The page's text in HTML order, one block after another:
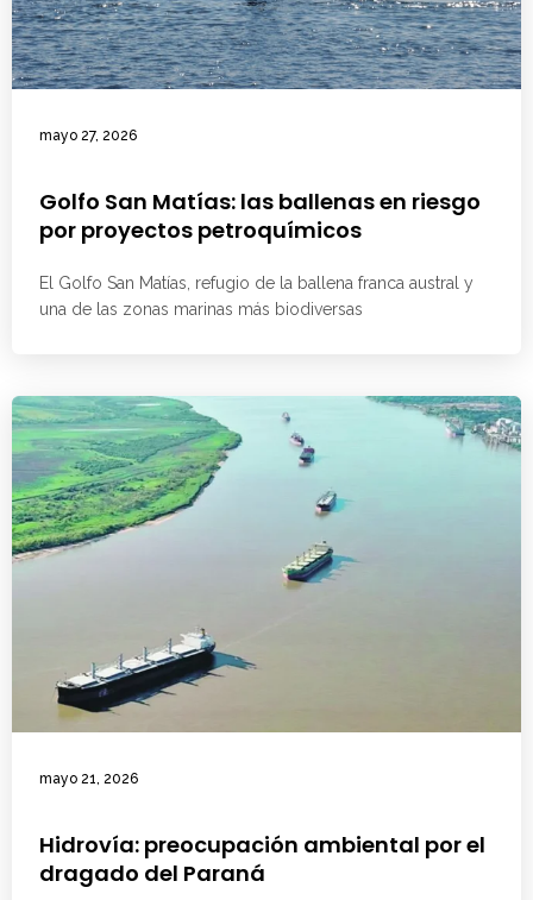
mayo 27, 2026
Golfo San Matías: las ballenas en riesgo
por proyectos petroquímicos
El Golfo San Matías, refugio de la ballena franca austral y
una de las zonas marinas más biodiversas
mayo 21, 2026
Hidrovía: preocupación ambiental por el
dragado del Paraná